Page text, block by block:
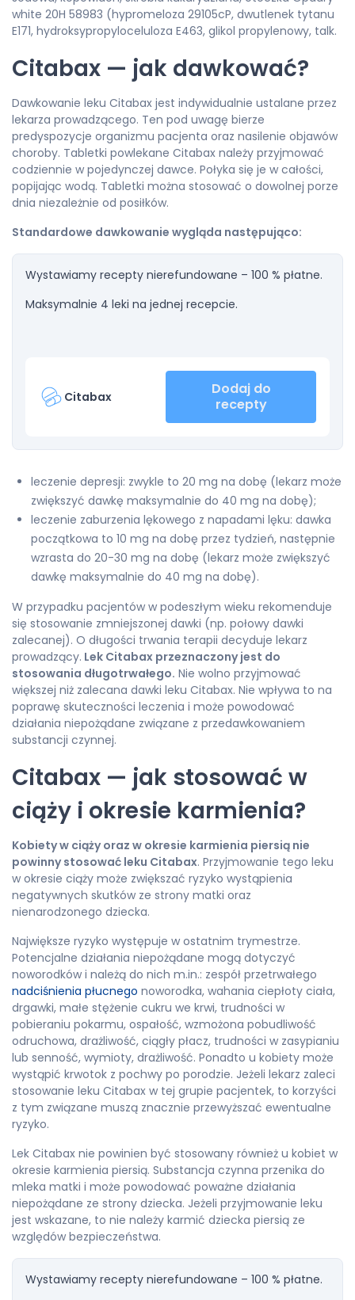
white 20H 58983 (hypromeloza 29105cP, dwutlenek tytanu
E171, hydroksypropyloceluloza E463, glikol propylenowy, talk.
Citabax — jak dawkować?
Dawkowanie leku Citabax jest indywidualnie ustalane przez
lekarza prowadzącego. Ten pod uwagę bierze
predyspozycje organizmu pacjenta oraz nasilenie objawów
choroby. Tabletki powlekane Citabax należy przyjmować
codziennie w pojedynczej dawce. Połyka się je w całości,
popijając wodą. Tabletki można stosować o dowolnej porze
dnia niezależnie od posiłków.
Standardowe dawkowanie wygląda następująco:
Wystawiamy recepty nierefundowane – 100 % płatne.
Maksymalnie 4 leki na jednej recepcie.
Citabax
Dodaj do
recepty
leczenie depresji: zwykle to 20 mg na dobę (lekarz może
zwiększyć dawkę maksymalnie do 40 mg na dobę);
leczenie zaburzenia lękowego z napadami lęku: dawka
początkowa to 10 mg na dobę przez tydzień, następnie
wzrasta do 20-30 mg na dobę (lekarz może zwiększyć
dawkę maksymalnie do 40 mg na dobę).
W przypadku pacjentów w podeszłym wieku rekomenduje
się stosowanie zmniejszonej dawki (np. połowy dawki
zalecanej). O długości trwania terapii decyduje lekarz
prowadzący. Lek Citabax przeznaczony jest do
stosowania długotrwałego. Nie wolno przyjmować
większej niż zalecana dawki leku Citabax. Nie wpływa to na
poprawę skuteczności leczenia i może powodować
działania niepożądane związane z przedawkowaniem
substancji czynnej.
Citabax — jak stosować w
ciąży i okresie karmienia?
Kobiety w ciąży oraz w okresie karmienia piersią nie
powinny stosować leku Citabax. Przyjmowanie tego leku
w okresie ciąży może zwiększać ryzyko wystąpienia
negatywnych skutków ze strony matki oraz
nienarodzonego dziecka.
Największe ryzyko występuje w ostatnim trymestrze.
Potencjalne działania niepożądane mogą dotyczyć
noworodków i należą do nich m.in.: zespół przetrwałego
nadciśnienia płucnego noworodka, wahania ciepłoty ciała,
drgawki, małe stężenie cukru we krwi, trudności w
pobieraniu pokarmu, ospałość, wzmożona pobudliwość
odruchowa, drażliwość, ciągły płacz, trudności w zasypianiu
lub senność, wymioty, drażliwość. Ponadto u kobiety może
wystąpić krwotok z pochwy po porodzie. Jeżeli lekarz zaleci
stosowanie leku Citabax w tej grupie pacjentek, to korzyści
z tym związane muszą znacznie przewyższać ewentualne
ryzyko.
Lek Citabax nie powinien być stosowany również u kobiet w
okresie karmienia piersią. Substancja czynna przenika do
mleka matki i może powodować poważne działania
niepożądane ze strony dziecka. Jeżeli przyjmowanie leku
jest wskazane, to nie należy karmić dziecka piersią ze
względów bezpieczeństwa.
Wystawiamy recepty nierefundowane – 100 % płatne.